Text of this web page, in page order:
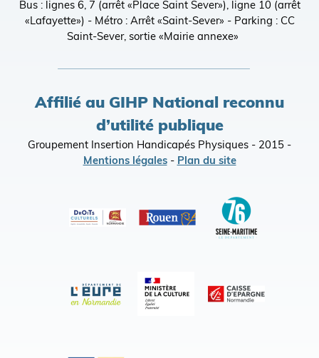
Bus : lignes 6, 7 (arrêt «Place Saint Sever»), ligne 10 (arrêt
«Lafayette») - Métro : Arrêt «Saint-Sever» - Parking : CC
Saint-Sever, sortie «Mairie annexe»
Affilié au GIHP National reconnu
d’utilité publique
Groupement Insertion Handicapés Physiques - 2015 -
Mentions légales- Plan du site